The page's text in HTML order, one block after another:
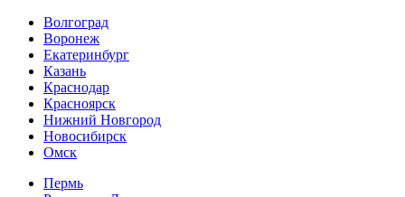
Волгоград
Воронеж
Екатеринбург
Казань
Краснодар
Красноярск
Нижний Новгород
Новосибирск
Омск
Пермь